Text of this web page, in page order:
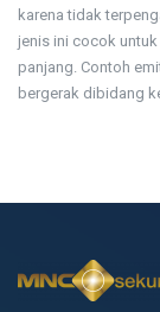
karena tidak
jenis ini cocok
panjang. Contoh
bergerak dibidang